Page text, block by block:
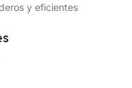
y eficientes